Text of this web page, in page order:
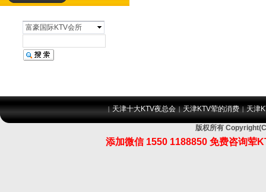
富豪国际KTV会所
|天津十大KTV夜总会 |天津KTV荤的消费 |天津
版权所有
添加微信 1550 1188850 免费咨询荤